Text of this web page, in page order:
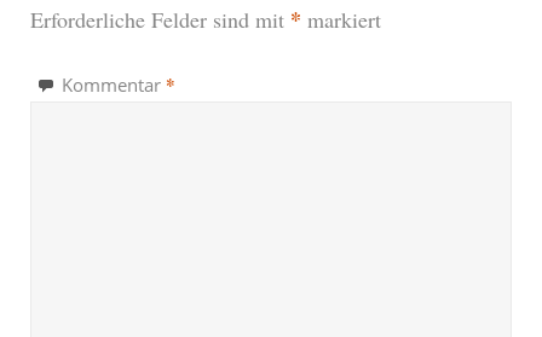
Erforderliche Felder sind mit * markiert
Kommentar *